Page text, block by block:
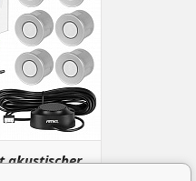
akustischer